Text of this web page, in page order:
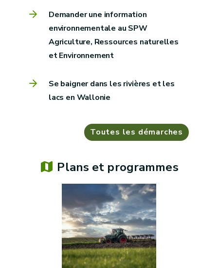
Demander une information
environnementale au SPW
Agriculture, Ressources naturelles
et Environnement
Se baigner dans les rivières et les
lacs en Wallonie
Toutes les démarches
Plans et programmes